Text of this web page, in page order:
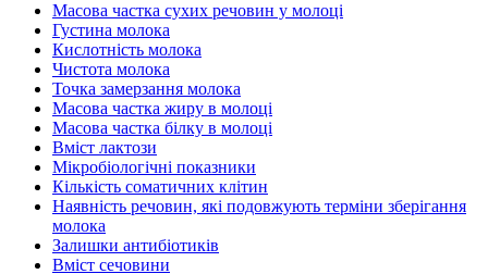
Масова частка сухих речовин у молоці
Густина молока
Кислотність молока
Чистота молока
Точка замерзання молока
Масова частка жиру в молоці
Масова частка білку в молоці
Вміст лактози
Мікробіологічні показники
Кількість соматичних клітин
Наявність речовин, які подовжують терміни зберігання
молока
Залишки антибіотиків
Вміст сечовини